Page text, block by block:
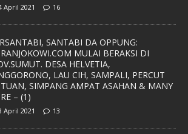
April 2021 16
SANTABI DA OPPUNG:
MULAI BERAKSI DI
DESA HELVETIA,
LAU CIH, SAMPALI, PERCUT
SIMPANG AMPAT ASAHAN & MANY
– (1)
April 2021 13